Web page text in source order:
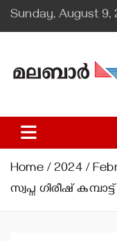
Skip
to
Sunday, August 9,
Malabar
Illuminating Diocesan
Home 2024
സ്വപ്ന ഗിരീഷ്